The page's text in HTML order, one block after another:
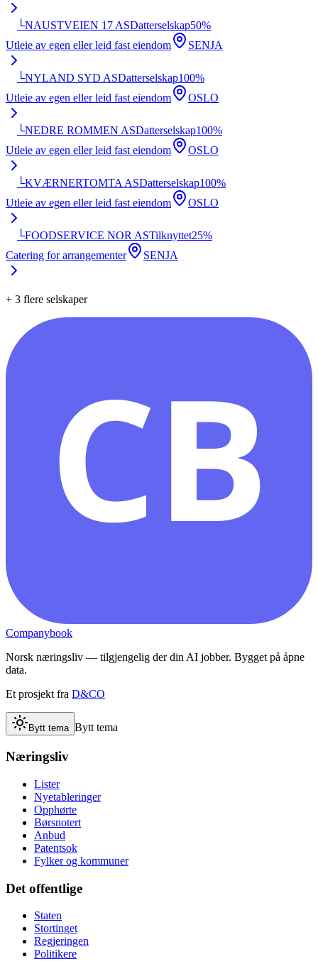
└NAUSTVEIEN 17 ASDatterselskap50%
Utleie av egen eller leid fast eiendom
SENJA
└NYLAND SYD ASDatterselskap100%
Utleie av egen eller leid fast eiendom
OSLO
└NEDRE ROMMEN ASDatterselskap100%
Utleie av egen eller leid fast eiendom
OSLO
└KVÆRNERTOMTA ASDatterselskap100%
Utleie av egen eller leid fast eiendom
OSLO
└FOODSERVICE NOR ASTilknyttet25%
Catering for arrangementer
SENJA
+ 3 flere selskaper
CB
Companybook
Norsk næringsliv — tilgjengelig der din AI jobber. Bygget på åpne
data.
Et prosjekt fra D&CO
Bytt tema Bytt tema
Næringsliv
Lister
Nyetableringer
Opphørte
Børsnotert
Anbud
Patentsok
Fylker og kommuner
Det offentlige
Staten
Stortinget
Regjeringen
Politikere